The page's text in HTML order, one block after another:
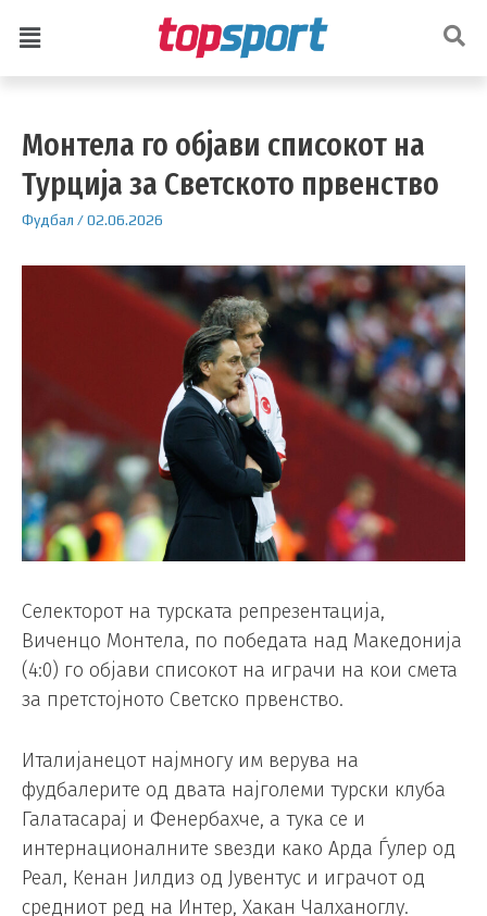
Монтела го објави списокот на
Турција за Светското првенство
Фудбал /02.06.2026
Селекторот на турската репрезентација,
Виченцо Монтела, по победата над Македонија
(4:0) го објави списокот на играчи на кои смета
за претстојното Светско првенство.
Италијанецот најмногу им верува на
фудбалерите од двата најголеми турски клуба
Галатасарај и Фенербахче, а тука се и
интернационалните ѕвезди како Арда Ѓулер од
Реал, Кенан Јилдиз од Јувентус и играчот од
средниот ред на Интер, Хакан Чалханоглу.